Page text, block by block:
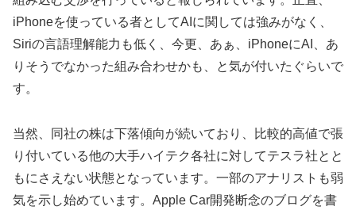
iPhoneを使っている者としてAIに関しては強みがなく、
Siriの言語理解能力も低く、今更、あぁ、iPhoneにAI、あ
りそうでなかった組み合わせかも、と気が付いたぐらいで
す。
当然、同社の株は下落傾向が続いており、比較的高値で張
り付いている他の大手ハイテク各社に対してテスラ社とと
もにさえない状態となっています。一部のアナリストも弱
気を示し始めています。Apple Car開発断念のブログを書